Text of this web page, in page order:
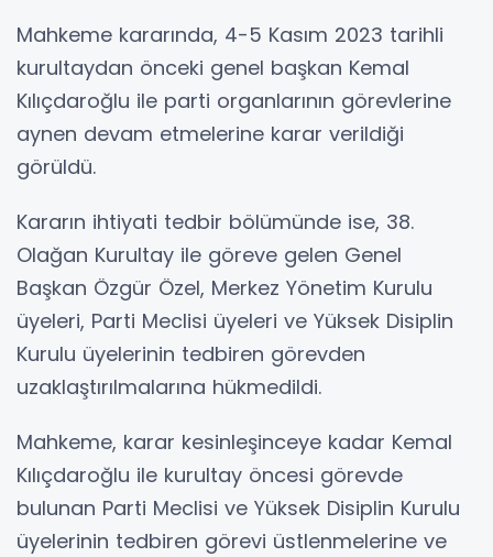
Mahkeme kararında, 4-5 Kasım 2023 tarihli
kurultaydan önceki genel başkan Kemal
Kılıçdaroğlu ile parti organlarının görevlerine
aynen devam etmelerine karar verildiği
görüldü.
Kararın ihtiyati tedbir bölümünde ise, 38.
Olağan Kurultay ile göreve gelen Genel
Başkan Özgür Özel, Merkez Yönetim Kurulu
üyeleri, Parti Meclisi üyeleri ve Yüksek Disiplin
Kurulu üyelerinin tedbiren görevden
uzaklaştırılmalarına hükmedildi.
Mahkeme, karar kesinleşinceye kadar Kemal
Kılıçdaroğlu ile kurultay öncesi görevde
bulunan Parti Meclisi ve Yüksek Disiplin Kurulu
üyelerinin tedbiren görevi üstlenmelerine ve